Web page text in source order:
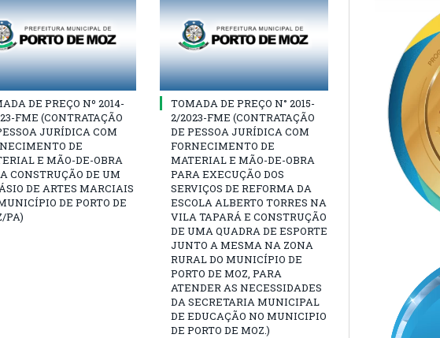
DE PREÇO Nº 2014-
FME (CONTRATAÇÃO
JURÍDICA COM
DE
E MÃO-DE-OBRA
CONSTRUÇÃO DE UM
DE ARTES MARCIAIS
DE PORTO DE
PA)
TOMADA DE PREÇO N° 2015-
2/2023-FME (CONTRATAÇÃO
DE PESSOA JURÍDICA COM
FORNECIMENTO DE
MATERIAL E MÃO-DE-OBRA
PARA EXECUÇÃO DOS
SERVIÇOS DE REFORMA DA
ESCOLA ALBERTO TORRES NA
VILA TAPARÁ E CONSTRUÇÃO
DE UMA QUADRA DE ESPORTE
JUNTO A MESMA NA ZONA
RURAL DO MUNICÍPIO DE
PORTO DE MOZ, PARA
ATENDER AS NECESSIDADES
DA SECRETARIA MUNICIPAL
DE EDUCAÇÃO NO MUNICIPIO
DE PORTO DE MOZ.)